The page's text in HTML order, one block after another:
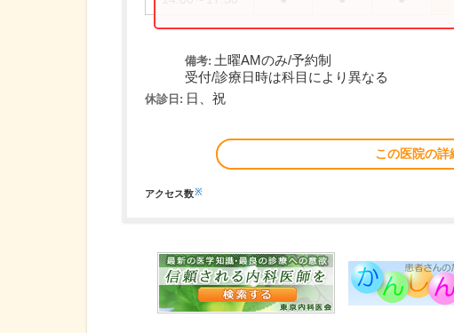
備考: 土曜AMのみ/予約制
受付/診療日時は科目により異なる
休診日: 日、祝
この医院の詳
アクセス数※